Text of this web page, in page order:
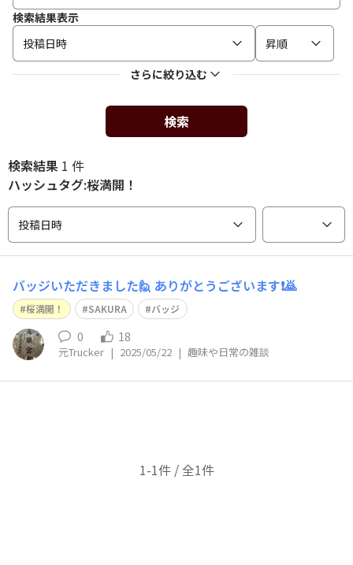
検索結果表示
投稿日時
昇順
さらに絞り込む
検索
検索結果 1 件
ハッシュタグ:桜満開！
投稿日時
バッジいただきました🙋 ありがとうございます❗️🙇
桜満開！ SAKURA バッジ
0 18
元Trucker | 2025/05/22 | 趣味や日常の雑談
1-1件 / 全1件